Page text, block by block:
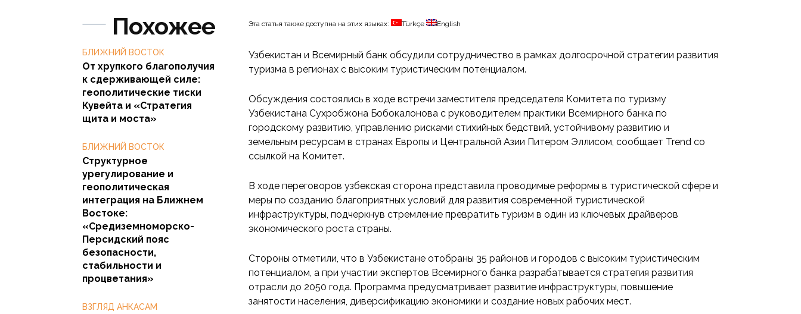
Похожее
БЛИЖНИЙ ВОСТОК
От хрупкого благополучия
к сдерживающей силе:
геополитические тиски
Кувейта и «Стратегия
щита и моста»
БЛИЖНИЙ ВОСТОК
Структурное
урегулирование и
геополитическая
интеграция на Ближнем
Востоке:
«Средиземноморско-
Персидский пояс
безопасности,
стабильности и
процветания»
ВЗГЛЯД АНКАСАМ
Эта статья также доступна на этих языках: Türkçe English
Узбекистан и Всемирный банк обсудили сотрудничество в рамках долгосрочной стратегии развития
туризма в регионах с высоким туристическим потенциалом.
Обсуждения состоялись в ходе встречи заместителя председателя Комитета по туризму
Узбекистана Сухробжона Бобокалонова с руководителем практики Всемирного банка по
городскому развитию, управлению рисками стихийных бедствий, устойчивому развитию и
земельным ресурсам в странах Европы и Центральной Азии Питером Эллисом, сообщает Trend со
ссылкой на Комитет.
В ходе переговоров узбекская сторона представила проводимые реформы в туристической сфере и
меры по созданию благоприятных условий для развития современной туристической
инфраструктуры, подчеркнув стремление превратить туризм в один из ключевых драйверов
экономического роста страны.
Стороны отметили, что в Узбекистане отобраны 35 районов и городов с высоким туристическим
потенциалом, а при участии экспертов Всемирного банка разрабатывается стратегия развития
отрасли до 2050 года. Программа предусматривает развитие инфраструктуры, повышение
занятости населения, диверсификацию экономики и создание новых рабочих мест.